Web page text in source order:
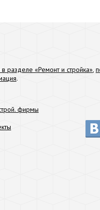
разделе «Ремонт и стройка»,
.
фирмы